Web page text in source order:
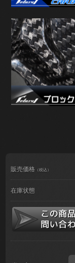
販売価格 （税込）
在庫状態